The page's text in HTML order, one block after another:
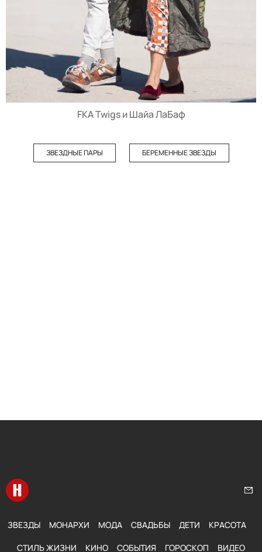
FKA Twigs и Шайа ЛаБаф
ЗВЕЗДНЫЕ ПАРЫ БЕРЕМЕННЫЕ ЗВЕЗДЫ
Перейти на главную
ЗВЕЗДЫ МОНАРХИ МОДА СВАДЬБЫ ДЕТИ КРАСОТА
СТИЛЬ ЖИЗНИ КИНО СОБЫТИЯ ГОРОСКОП ВИДЕО